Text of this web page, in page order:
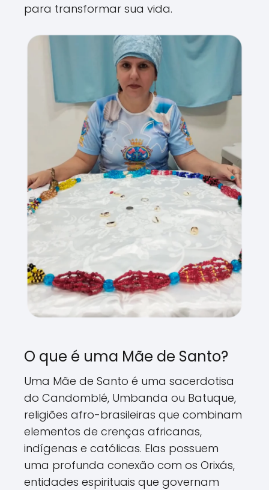
para transformar sua vida.
O que é uma Mãe de Santo?
Uma Mãe de Santo é uma sacerdotisa
do Candomblé, Umbanda ou Batuque,
religiões afro-brasileiras que combinam
elementos de crenças africanas,
indígenas e católicas. Elas possuem
uma profunda conexão com os Orixás,
entidades espirituais que governam